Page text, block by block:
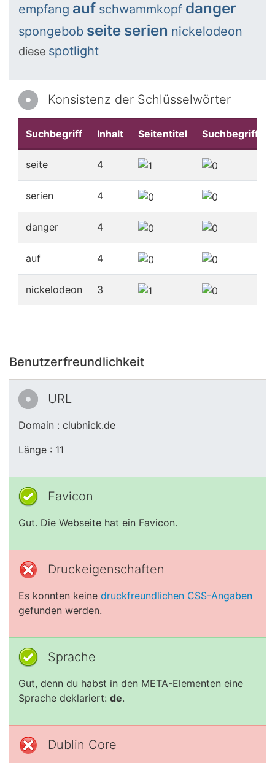
empfang auf schwammkopf danger
spongebob seite serien nickelodeon
diese spotlight
Konsistenz der Schlüsselwörter
Suchbegriff Inhalt Seitentitel Suchbegriffe
seite 4
serien 4
danger 4
auf 4
nickelodeon 3
Benutzerfreundlichkeit
URL
Domain : clubnick.de
Länge : 11
Favicon
Gut. Die Webseite hat ein Favicon.
Druckeigenschaften
Es konnten keine druckfreundlichen CSS-Angaben
gefunden werden.
Sprache
Gut, denn du habst in den META-Elementen eine
Sprache deklariert: de.
Dublin Core